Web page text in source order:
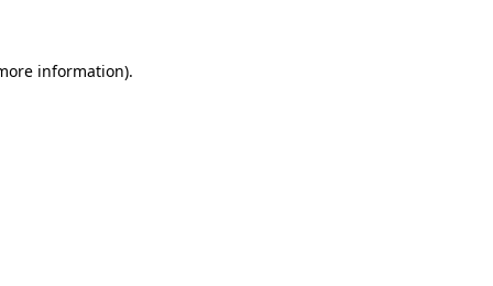
information).